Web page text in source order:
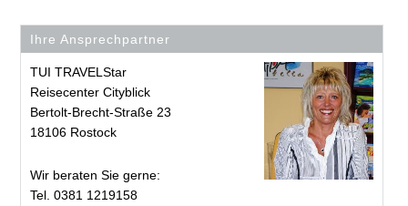
Ihre Ansprechpartner
TUI TRAVELStar
Reisecenter Cityblick
Bertolt-Brecht-Straße 23
18106 Rostock
Wir beraten Sie gerne:
Tel. 0381 1219158